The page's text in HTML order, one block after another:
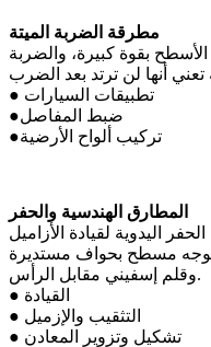
مطرقة الضربة الميتة
بقوة كبيرة، والضربة
● تطبيقات السيارات
●ضبط المفاصل
●تركيب ألواح الأرضية
المطارق الهندسية والحفر
اليدوية لقيادة الأزاميل
بوجه مسطح بحواف مستديرة
وقلم إسفيني مقابل الرأس.
● القيادة
● التثقيب والإزميل
● تشكيل وتزوير المعادن